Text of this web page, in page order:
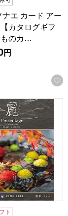
録する
ナエ カード アー
カタログギフ
ものカ…
円
【カタログギフ
ージ麗 流水(リュ
ト